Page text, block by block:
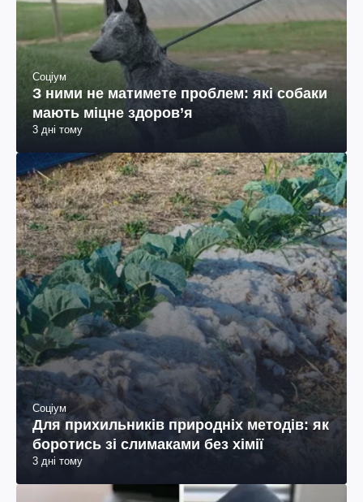
Соціум
З ними не матимете проблем: які собаки
мають міцне здоров’я
3 дні тому
Соціум
Для прихильників природніх методів: як
боротись зі слимаками без хімії
3 дні тому